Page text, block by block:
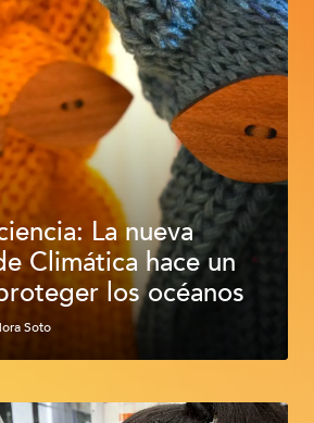
La nueva
Climática hace un
los océanos
Soto